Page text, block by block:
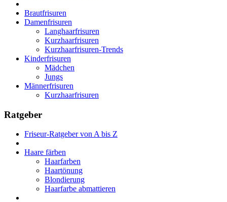
Brautfrisuren
Damenfrisuren
Langhaarfrisuren
Kurzhaarfrisuren
Kurzhaarfrisuren-Trends
Kinderfrisuren
Mädchen
Jungs
Männerfrisuren
Kurzhaarfrisuren
Ratgeber
Friseur-Ratgeber von A bis Z
Haare färben
Haarfarben
Haartönung
Blondierung
Haarfarbe abmattieren